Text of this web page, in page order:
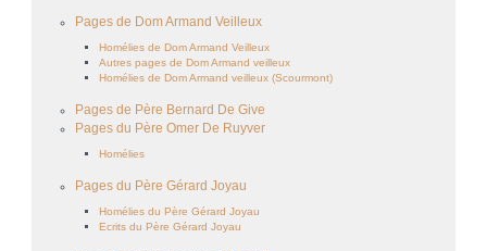
Pages de Dom Armand Veilleux
Homélies de Dom Armand Veilleux
Autres pages de Dom Armand veilleux
Homélies de Dom Armand veilleux (Scourmont)
Pages de Père Bernard De Give
Pages du Père Omer De Ruyver
Homélies
Pages du Père Gérard Joyau
Homélies du Père Gérard Joyau
Ecrits du Père Gérard Joyau